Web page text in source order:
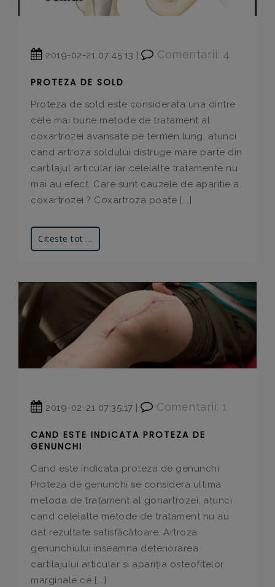
2019-02-21 07:45:13 | Comentarii: 4
PROTEZA DE SOLD
Proteza de sold este considerata una dintre
cele mai bune metode de tratament al
coxartrozei avansate pe termen lung, atunci
cand artroza soldului distruge mare parte din
cartilajul articular iar celelalte tratamente nu
mai au efect. Care sunt cauzele de aparitie a
coxartrozei ? Coxartroza poate [...]
Citeste tot ...
2019-02-21 07:35:17 | Comentarii: 1
CAND ESTE INDICATA PROTEZA DE
GENUNCHI
Cand este indicata proteza de genunchi
Proteza de genunchi se considera ultima
metoda de tratament al gonartrozei, atunci
cand celelalte metode de tratament nu au
dat rezultate satisfăcătoare. Artroza
genunchiului inseamna deteriorarea
cartilajului articular si apariția osteofitelor
marginale ce [...]